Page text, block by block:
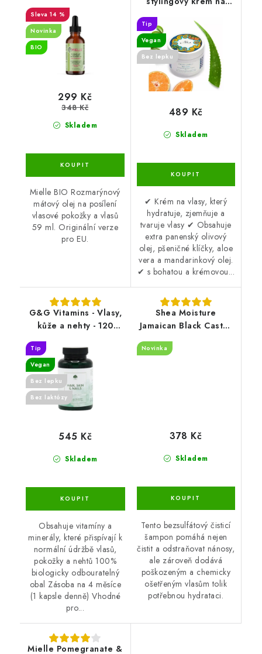
Hair Strengthening Oil
59ml
14 %
Novinka
BIO
Skladem
299 Kč
348 Kč
Mielle BIO Rozmarýnový
mátový olej na posílení
vlasové pokožky a vlasů
59 ml. Originální verze
pro EU.
vlasy s aloe vera,
mandarinkou 200ml
Tip
Vegan
Bez lepku
Skladem
489 Kč
✔ Krém na vlasy, který
hydratuje, zjemňuje a
tvaruje vlasy ✔ Obsahuje
extra panenský olivový
olej, pšeničné klíčky, aloe
vera a mandarinkový olej.
✔ s bohatou a krémovou...
G&G Vitamins - Vlasy,
kůže a nehty - 120
Tip
Vegan
Bez lepku
Bez laktózy
Skladem
545 Kč
Obsahuje vitamíny a
minerály, které přispívají k
normální údržbě vlasů,
pokožky a nehtů 100%
biologicky odbouratelný
obal Zásoba na 4 měsíce
(1 kapsle denně) Vhodné
pro...
Shea Moisture
Jamaican Black Castor
Restore Shampoo 384
Novinka
Skladem
378 Kč
Tento bezsulfátový čisticí
šampon pomáhá nejen
čistit a odstraňovat nánosy,
ale zároveň dodává
poškozeným a chemicky
ošetřeným vlasům tolik
potřebnou hydrataci.
Mielle Pomegranate &